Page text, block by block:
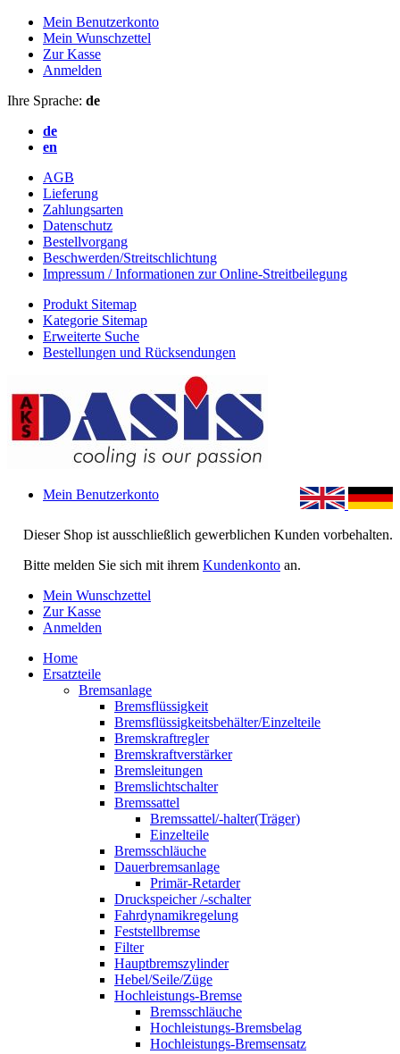
Mein Benutzerkonto
Mein Wunschzettel
Zur Kasse
Anmelden
Ihre Sprache: de
de
en
AGB
Lieferung
Zahlungsarten
Datenschutz
Bestellvorgang
Beschwerden/Streitschlichtung
Impressum / Informationen zur Online-Streitbeilegung
Produkt Sitemap
Kategorie Sitemap
Erweiterte Suche
Bestellungen und Rücksendungen
Dieser Shop ist ausschließlich gewerblichen Kunden vorbehalten.
Bitte melden Sie sich mit ihrem Kundenkonto an.
Mein Benutzerkonto
Mein Wunschzettel
Zur Kasse
Anmelden
Home
Ersatzteile
Bremsanlage
Bremsflüssigkeit
Bremsflüssigkeitsbehälter/Einzelteile
Bremskraftregler
Bremskraftverstärker
Bremsleitungen
Bremslichtschalter
Bremssattel
Bremssattel/-halter(Träger)
Einzelteile
Bremsschläuche
Dauerbremsanlage
Primär-Retarder
Druckspeicher /-schalter
Fahrdynamikregelung
Feststellbremse
Filter
Hauptbremszylinder
Hebel/Seile/Züge
Hochleistungs-Bremse
Bremsschläuche
Hochleistungs-Bremsbelag
Hochleistungs-Bremsensatz